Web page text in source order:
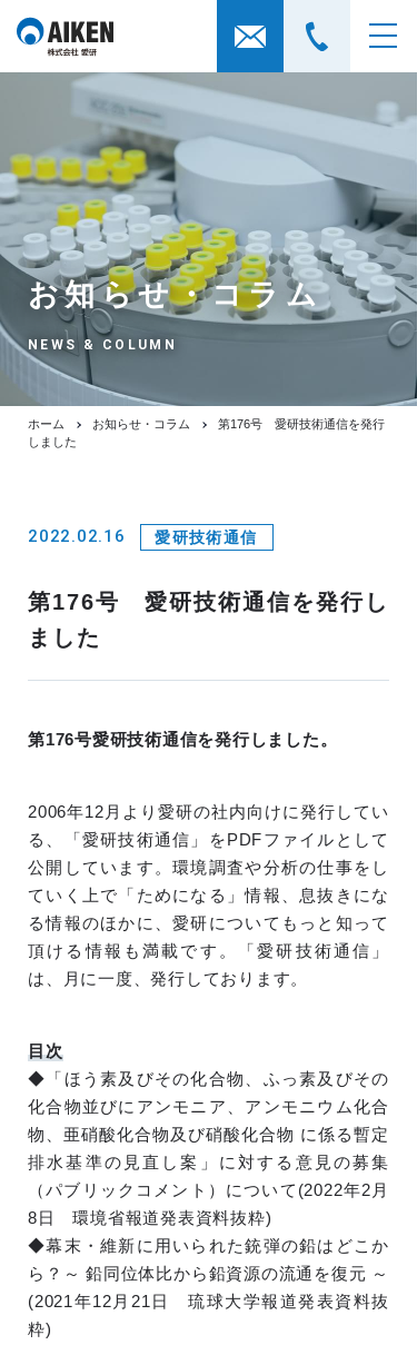
お知らせ・コラム
NEWS & COLUMN
ホーム お知らせ・コラム
第176号 愛研技術通信を発行
しました
2022.02.16 愛研技術通信
第176号 愛研技術通信を発行し
ました
第176号愛研技術通信を発行しました。
2006年12月より愛研の社内向けに発行してい
る、「愛研技術通信」をPDFファイルとして
公開しています。環境調査や分析の仕事をし
ていく上で「ためになる」情報、息抜きにな
る情報のほかに、愛研についてもっと知って
頂ける情報も満載です。「愛研技術通信」
は、月に一度、発行しております。
目次
◆「ほう素及びその化合物、ふっ素及びその
化合物並びにアンモニア、アンモニウム化合
物、亜硝酸化合物及び硝酸化合物 に係る暫定
排水基準の見直し案」に対する意見の募集
（パブリックコメント）について(2022年2月
8日 環境省報道発表資料抜粋)
◆幕末・維新に用いられた銃弾の鉛はどこか
ら？～ 鉛同位体比から鉛資源の流通を復元 ～
(2021年12月21日 琉球大学報道発表資料抜
粋)